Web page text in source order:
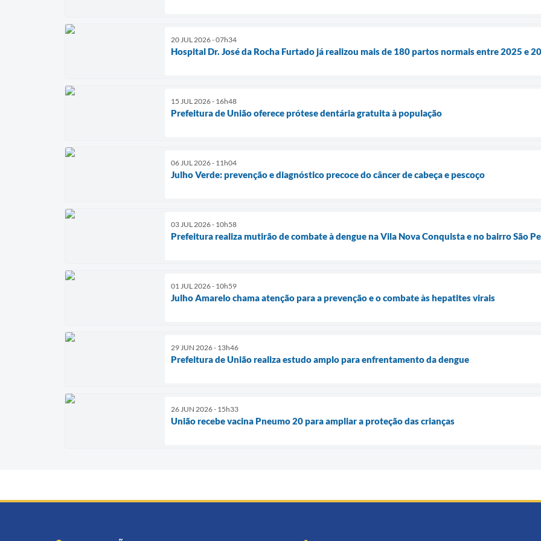
20 JUL 2026 - 07h34
Hospital Dr. José da Rocha Furtado já realizou mais de 180 partos normais entre 2025 e
15 JUL 2026 - 16h48
Prefeitura de União oferece prótese dentária gratuita à população
06 JUL 2026 - 11h04
Julho Verde: prevenção e diagnóstico precoce do câncer de cabeça e pescoço
03 JUL 2026 - 10h58
Prefeitura realiza mutirão de combate à dengue na Vila Nova Conquista e no bairro São
01 JUL 2026 - 10h59
Julho Amarelo chama atenção para a prevenção e o combate às hepatites virais
29 JUN 2026 - 13h46
Prefeitura de União realiza estudo amplo para enfrentamento da dengue
26 JUN 2026 - 15h33
União recebe vacina Pneumo 20 para ampliar a proteção das crianças